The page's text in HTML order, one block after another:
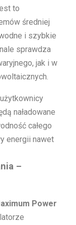
to
średniej
i szybkie
sprawdza
jak i w
naładowane
całego
energii nawet
–
Power